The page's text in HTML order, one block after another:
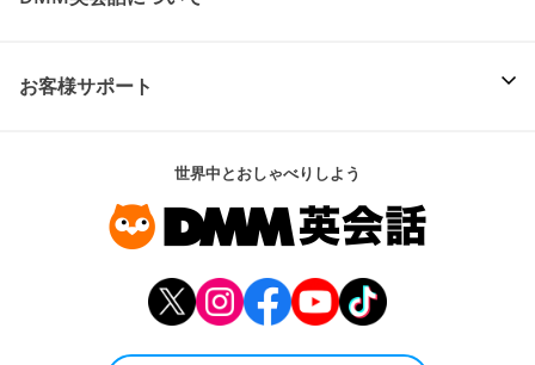
お客様サポート
世界中とおしゃべりしよう